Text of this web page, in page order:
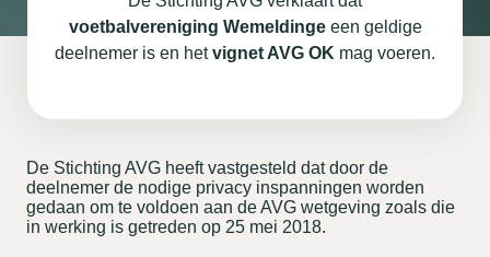
voetbalvereniging Wemeldingeeen geldige
deelnemer is en hetvignet AVG OK mag voeren.
De Stichting AVG heeft vastgesteld dat door de
deelnemer de nodige privacy inspanningen worden
gedaan om te voldoen aan de AVG wetgeving zoals die
in werking is getreden op 25 mei 2018.